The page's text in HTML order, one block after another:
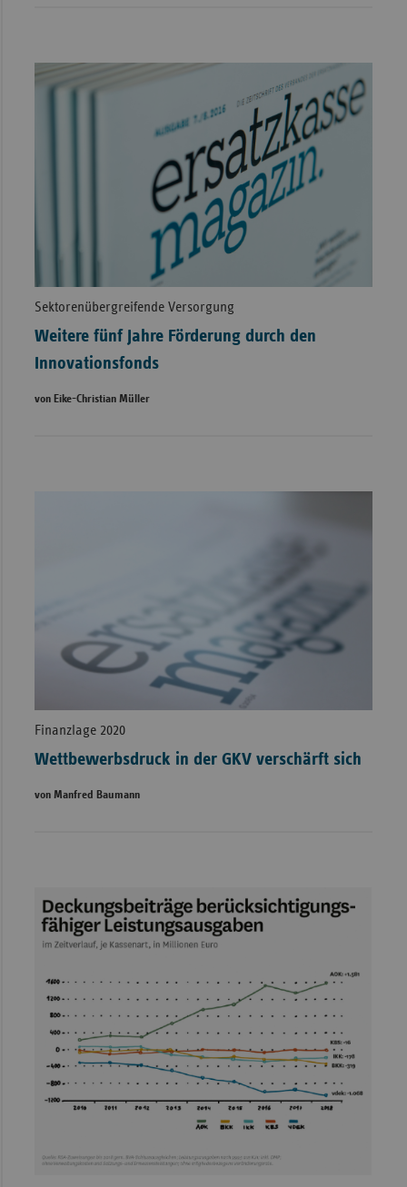
Sektorenübergreifende Versorgung
Weitere fünf Jahre Förderung durch den
Innovationsfonds
von Eike-Christian Müller
Finanzlage 2020
Wettbewerbsdruck in der GKV verschärft sich
von Manfred Baumann